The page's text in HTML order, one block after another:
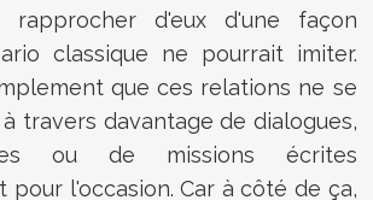
d'eux d'une façon
classique ne pourrait imiter.
que ces relations ne se
travers davantage de dialogues,
ou de missions écrites
pour l'occasion. Car à côté de ça,